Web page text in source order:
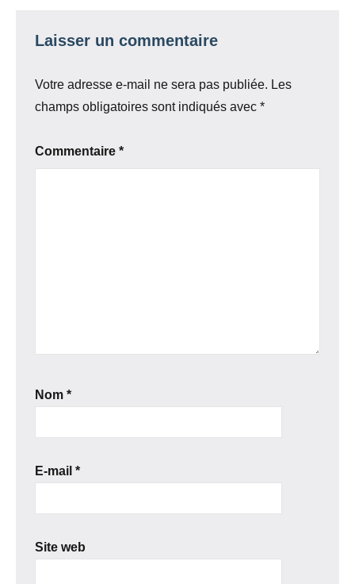
Laisser un commentaire
Votre adresse e-mail ne sera pas publiée. Les
champs obligatoires sont indiqués avec *
Commentaire *
Nom *
E-mail *
Site web